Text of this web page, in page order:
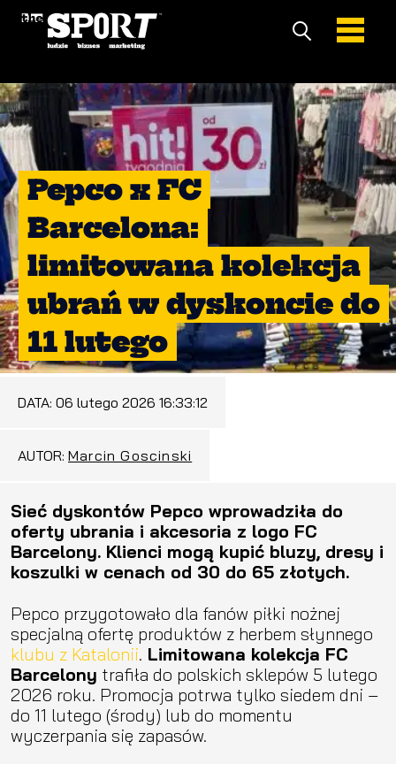
Pepco x FC
Barcelona:
limitowana kolekcja
ubrań w dyskoncie do
11 lutego
DATA: 06 lutego 2026 16:33:12
AUTOR: Marcin Goscinski
Sieć dyskontów Pepco wprowadziła do
oferty ubrania i akcesoria z logo FC
Barcelony. Klienci mogą kupić bluzy, dresy i
koszulki w cenach od 30 do 65 złotych.
Pepco przygotowało dla fanów piłki nożnej
specjalną ofertę produktów z herbem słynnego
klubu z Katalonii. Limitowana kolekcja FC
Barcelony trafiła do polskich sklepów 5 lutego
2026 roku. Promocja potrwa tylko siedem dni –
do 11 lutego (środy) lub do momentu
wyczerpania się zapasów.